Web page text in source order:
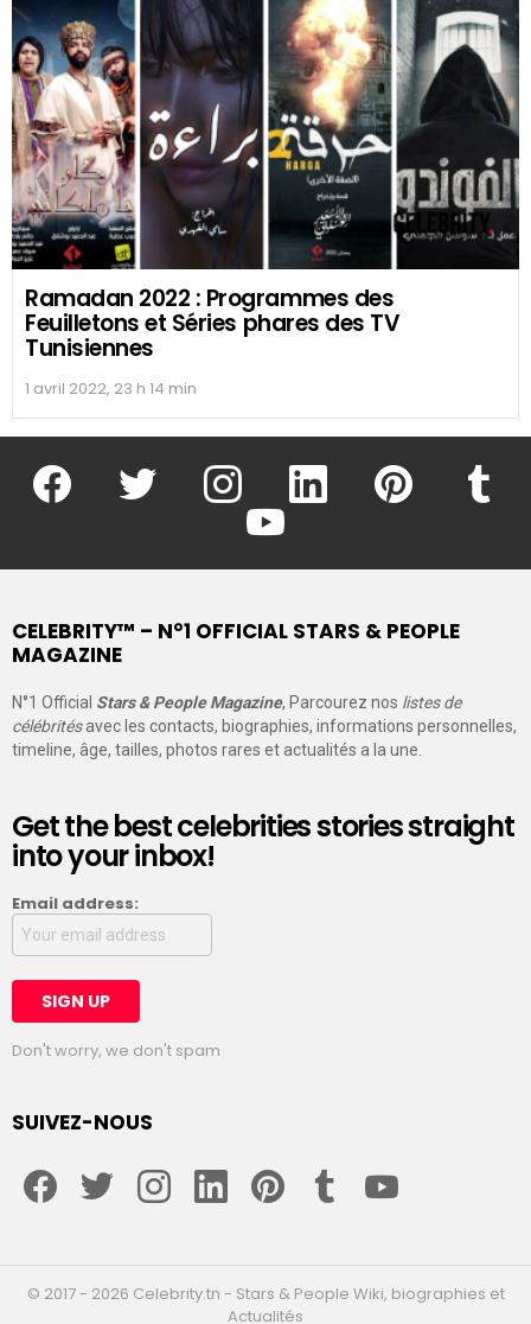
Ramadan 2022 : Programmes des
Feuilletons et Séries phares des TV
Tunisiennes
1 avril 2022, 23 h 14 min
facebook twitter instagram linkedin pinterest
youtube
CELEBRITY™ – N°1 OFFICIAL STARS & PEOPLE
MAGAZINE
N°1 Official Stars & People Magazine, Parcourez nos listes de
célébritésavec les contacts, biographies, informations personnelles,
timeline, âge, tailles, photos rares et actualités a la une.
Get the best celebrities stories straight
into your inbox!
Email address:
Don't worry, we don't spam
SUIVEZ-NOUS
© 2017 - 2026 Celebrity.tn - Stars & People Wiki, biographies et
Actualités